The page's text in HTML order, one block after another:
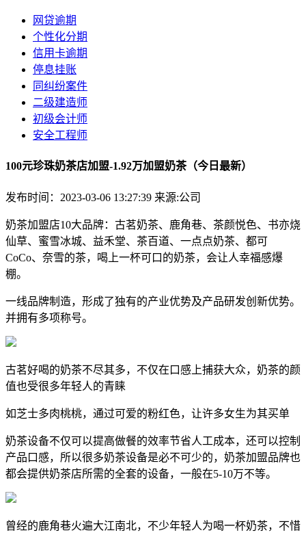
网贷逾期
个性化分期
信用卡逾期
停息挂账
同纠纷案件
二级建造师
初级会计师
安全工程师
100元珍珠奶茶店加盟-1.92万加盟奶茶（今日最新）
发布时间：2023-03-06 13:27:39 来源:公司
奶茶加盟店10大品牌：古茗奶茶、鹿角巷、茶颜悦色、书亦烧
仙草、蜜雪冰城、益禾堂、茶百道、一点点奶茶、都可
CoCo、奈雪的茶，喝上一杯可口的奶茶，会让人幸福感爆
棚。
一线品牌制造，形成了独有的产业优势及产品研发创新优势。
并拥有多项称号。
古茗好喝的奶茶不尽其多，不仅在口感上捕获大众，奶茶的颜
值也受很多年轻人的青睐
如芝士多肉桃桃，通过可爱的粉红色，让许多女生为其买单
奶茶设备不仅可以提高做餐的效率节省人工成本，还可以控制
产品口感，所以很多奶茶设备是必不可少的，奶茶加盟品牌也
都会提供奶茶店所需的全套的设备，一般在5-10万不等。
曾经的鹿角巷火遍大江南北，不少年轻人为喝一杯奶茶，不惜